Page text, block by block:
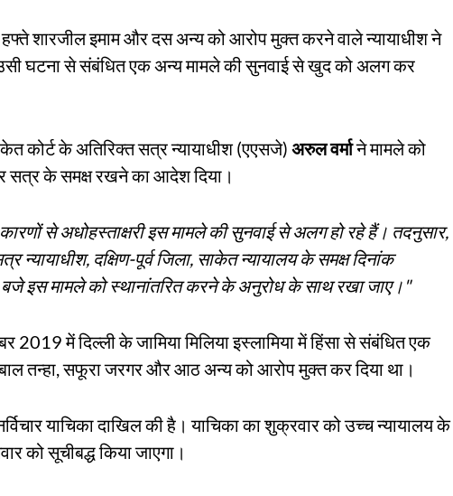
शारजील इमाम और दस अन्य को आरोप मुक्त करने वाले न्यायाधीश ने
उसी घटना से संबंधित एक अन्य मामले की सुनवाई से खुद को अलग कर
कोर्ट के अतिरिक्त सत्र न्यायाधीश (एएसजे) अरुल वर्माने मामले को
सत्र के समक्ष रखने का आदेश दिया।
से अधोहस्ताक्षरी इस मामले की सुनवाई से अलग हो रहे हैं। तदनुसार,
न्यायाधीश, दक्षिण-पूर्व जिला, साकेत न्यायालय के समक्ष दिनांक
इस मामले को स्थानांतरित करने के अनुरोध के साथ रखा जाए।"
2019 में दिल्ली के जामिया मिलिया इस्लामिया में हिंसा से संबंधित एक
तन्हा, सफूरा जरगर और आठ अन्य को आरोप मुक्त कर दिया था।
याचिका दाखिल की है। याचिका का शुक्रवार को उच्च न्यायालय के
को सूचीबद्ध किया जाएगा।